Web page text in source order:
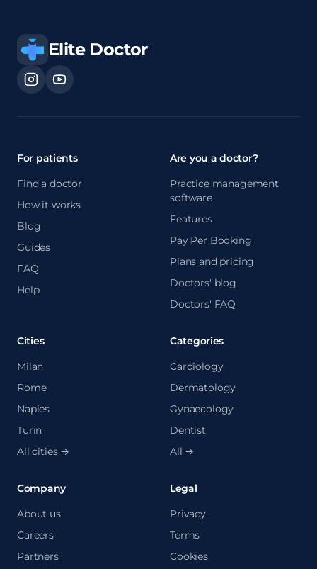
Elite Doctor
For patients
Find a doctor
How it works
Blog
Guides
FAQ
Help
Are you a doctor?
Practice management
software
Features
Pay Per Booking
Plans and pricing
Doctors' blog
Doctors' FAQ
Cities
Milan
Rome
Naples
Turin
All cities →
Categories
Cardiology
Dermatology
Gynaecology
Dentist
All →
Company
About us
Careers
Partners
Legal
Privacy
Terms
Cookies